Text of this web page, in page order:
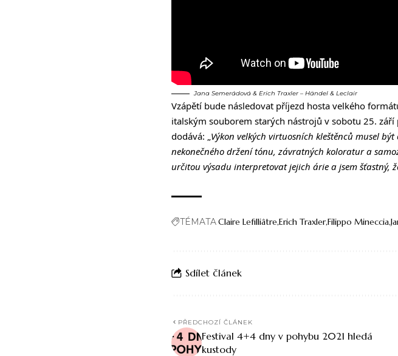
Jana Semerádová & Erich Traxler – Händel & Leclair
Vzápětí bude následovat příjezd hosta velkého
italským souborem starých nástrojů v sobotu 25.
dodává: „ Výkon velkých virtuosních kleštěnců musel
nekonečného držení tónu, závratných koloratur a
určitou výsadu interpretovat jejich árie a jsem šťastný,
TÉMATAClaire LefilliâtreErich TraxlerFilippo Mineccia
Sdílet článek
PŘEDCHOZÍ ČLÁNEK
Festival 4+4 dny v pohybu 2021 hledá
kustody